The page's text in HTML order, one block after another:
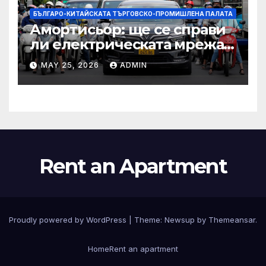
БЪЛГАРО-КИТАЙСКАТА ТЪРГОВСКО-ПРОМИШЛЕНА ПАЛАТА
Амортисьор: ще се справи
ли електрическата мрежа
на АСЕАН със задачата до
2045 г.?
MAY 25, 2026 ADMIN
Rent an Apartment
Proudly powered by WordPress Theme: Newsup by Themeansar.
HomeRent an apartment